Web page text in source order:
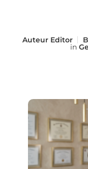
Auteur Editor
in